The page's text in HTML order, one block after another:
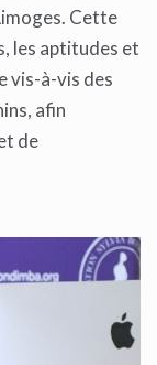
Cette
les aptitudes et
vis-à-vis des
afin
de